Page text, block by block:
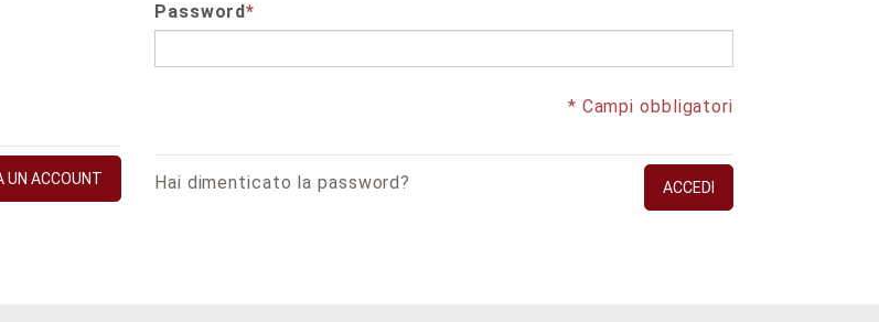
UN ACCOUNT
*
Password
* Campi obbligatori
Hai dimenticato la password? ACCEDI